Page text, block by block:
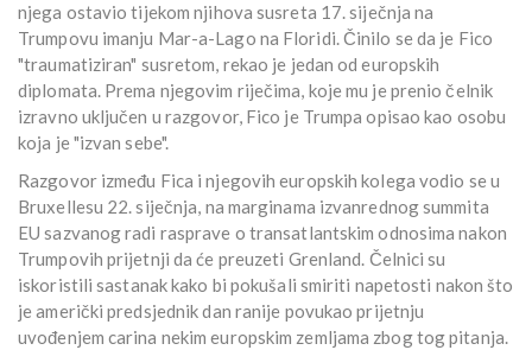
njega ostavio tijekom njihova susreta 17. siječnja na
Trumpovu imanju Mar-a-Lago na Floridi. Činilo se da je Fico
"traumatiziran" susretom, rekao je jedan od europskih
diplomata. Prema njegovim riječima, koje mu je prenio čelnik
izravno uključen u razgovor, Fico je Trumpa opisao kao osobu
koja je "izvan sebe".
Razgovor između Fica i njegovih europskih kolega vodio se u
Bruxellesu 22. siječnja, na marginama izvanrednog summita
EU sazvanog radi rasprave o transatlantskim odnosima nakon
Trumpovih prijetnji da će preuzeti Grenland. Čelnici su
iskoristili sastanak kako bi pokušali smiriti napetosti nakon što
je američki predsjednik dan ranije povukao prijetnju
uvođenjem carina nekim europskim zemljama zbog tog pitanja.